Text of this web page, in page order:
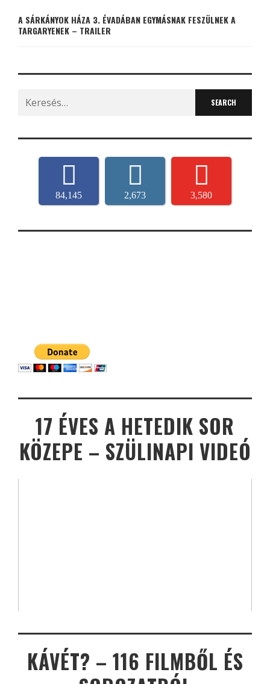
A SÁRKÁNYOK HÁZA 3. ÉVADÁBAN EGYMÁSNAK FESZÜLNEK A
TARGARYENEK – TRAILER
Search
for:
84,145 2,673 3,580
17 ÉVES A HETEDIK SOR
KÖZEPE – SZÜLINAPI VIDEÓ
KÁVÉT? – 116 FILMBŐL ÉS